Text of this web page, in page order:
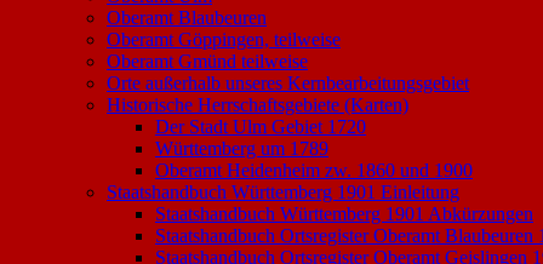
Oberamt Blaubeuren
Oberamt Göppingen, teilweise
Oberamt Gmünd teilweise
Orte außerhalb unseres Kernbearbeitungsgebiet
Historische Herrschaftsgebiete (Karten)
Der Stadt Ulm Gebiet 1720
Württemberg um 1789
Oberamt Heidenheim zw. 1860 und 1900
Staatshandbuch Württemberg 1901 Einleitung
Staatshandbuch Württemberg 1901 Abkürzungen
Staatshandbuch Ortsregister Oberamt Blaubeuren
Staatshandbuch Ortsregister Oberamt Geislingen